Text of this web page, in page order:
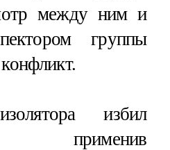
между ним и
группы
избил
применив